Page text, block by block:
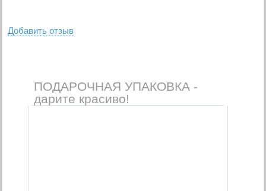
Добавить отзыв
ПОДАРОЧНАЯ УПАКОВКА -
дарите красиво!